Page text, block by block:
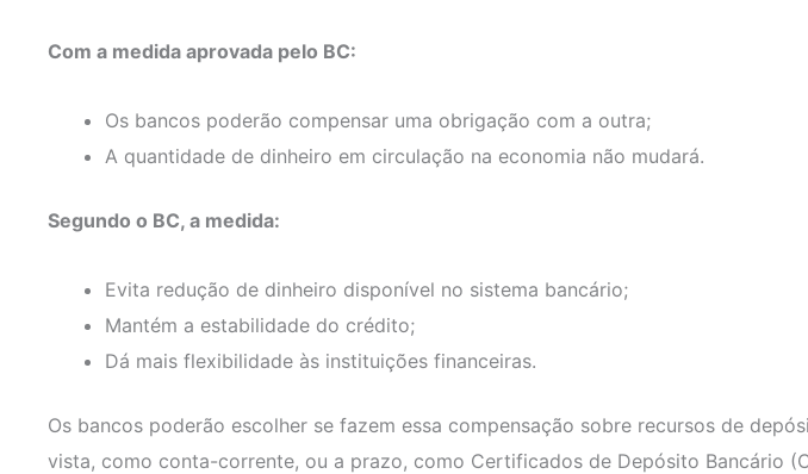
Com a medida aprovada pelo BC:
Os bancos poderão compensar uma obrigação com a outra;
A quantidade de dinheiro em circulação na economia não mudará.
Segundo o BC, a medida:
Evita redução de dinheiro disponível no sistema bancário;
Mantém a estabilidade do crédito;
Dá mais flexibilidade às instituições financeiras.
Os bancos poderão escolher se fazem essa compensação sobre recursos de
vista, como conta-corrente, ou a prazo, como Certificados de Depósito Bancário